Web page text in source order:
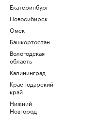
Екатеринбург
Новосибирск
Омск
Башкортостан
Вологодская
область
Калининград
Краснодарский
край
Нижний
Новгород